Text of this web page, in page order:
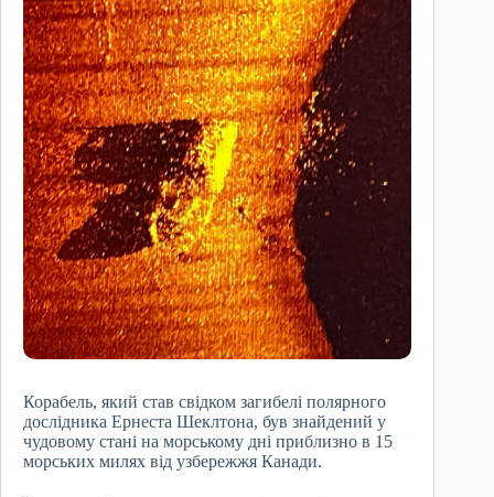
Корабель, який став свідком загибелі полярного
дослідника Ернеста Шеклтона, був знайдений у
чудовому стані на морському дні приблизно в 15
морських милях від узбережжя Канади.